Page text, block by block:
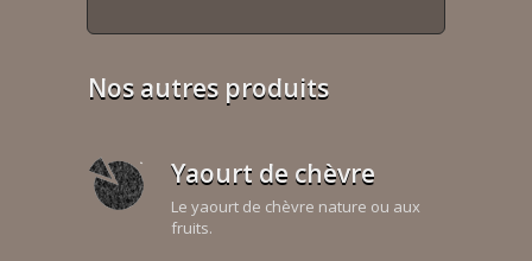
Nos autres produits
Yaourt de chèvre
Le yaourt de chèvre nature ou aux
fruits.